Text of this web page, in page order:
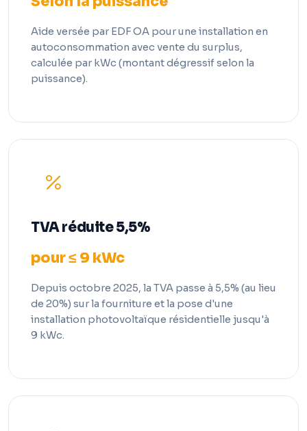
Aide versée par EDF OA pour une installation en
autoconsommation avec vente du surplus,
calculée par kWc (montant dégressif selon la
puissance).
TVA réduite 5,5%
pour ≤ 9 kWc
Depuis octobre 2025, la TVA passe à 5,5% (au lieu
de 20%) sur la fourniture et la pose d'une
installation photovoltaïque résidentielle jusqu'à
9 kWc.